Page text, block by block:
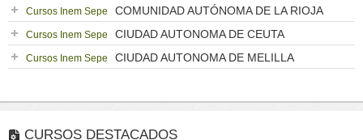
Cursos Inem Sepe COMUNIDAD AUTÓNOMA DE LA RIOJA
Cursos Inem Sepe CIUDAD AUTONOMA DE CEUTA
Cursos Inem Sepe CIUDAD AUTONOMA DE MELILLA
CURSOS DESTACADOS